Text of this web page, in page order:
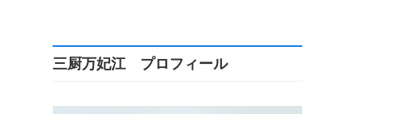
三厨万妃江 プロフィール